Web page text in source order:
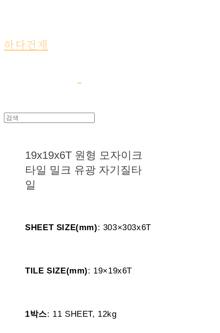
하다건재
19x19x6T 원형 모자이크
타일 밀크 유광 자기질타
일
SHEET SIZE(mm): 303×303x6T
TILE SIZE(mm): 19×19x6T
1박스: 11 SHEET, 12kg